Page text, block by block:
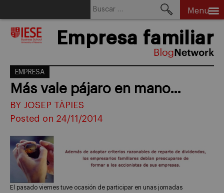
Menu
Empresa familiar
EMPRESA
Más vale pájaro en mano…
BY JOSEP TÀPIES
Posted on 24/11/2014
El pasado viernes tuve ocasión de participar en unas jornadas